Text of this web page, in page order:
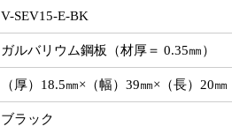
V-SEV15-E-BK
ガルバリウム鋼板（材厚＝ 0.35㎜）
（厚）18.5㎜×（幅）39㎜×（長）20㎜
ブラック